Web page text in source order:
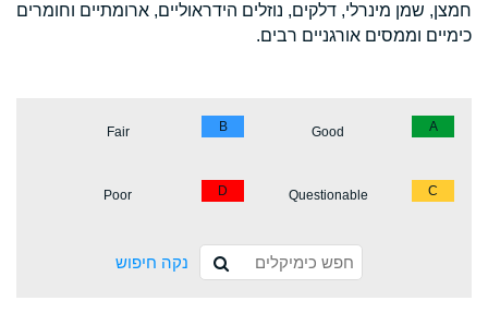
חמצן, שמן מינרלי, דלקים, נוזלים הידראוליים, ארומתיים וחומרים
כימיים וממסים אורגניים רבים.
A
Good
B
Fair
C
Questionable
D
Poor
נקה חיפוש